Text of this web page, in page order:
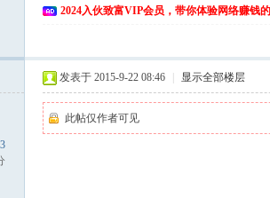
2024入伙致富VIP会员，带你体验网络赚钱
发表于 2015-9-22 08:46 显示全部楼层
此帖仅作者可见